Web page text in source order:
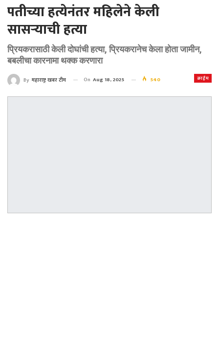
पतीच्या हत्येनंतर महिलेने केली
सासऱ्याची हत्या
प्रियकरासाठी केली दोघांची हत्या, प्रियकरानेच केला होता जामीन,
बबलीचा कारनामा थक्क करणारा
क्राईम
By महाराष्ट्र खबर टीम On Aug 18, 2025 540